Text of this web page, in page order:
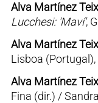
Alva Martínez
Lucchesi: 'Maví',
Alva Martínez
Lisboa
Alva Martínez
Fina (dir.) /